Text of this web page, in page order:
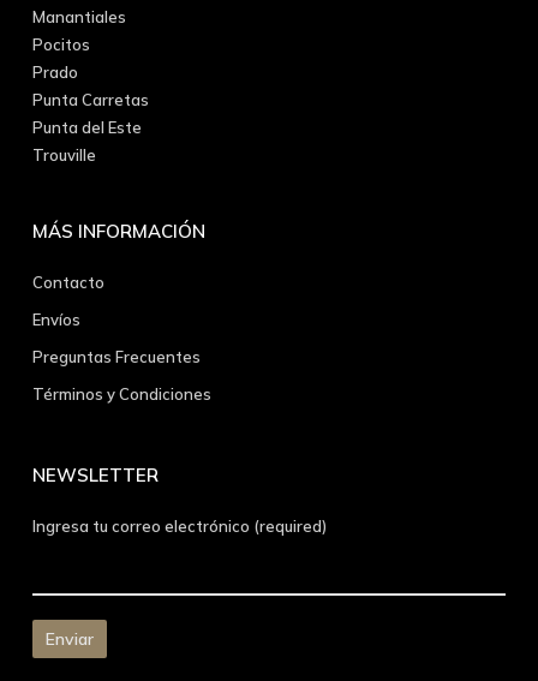
Manantiales
Pocitos
Prado
Punta Carretas
Punta del Este
Trouville
MÁS INFORMACIÓN
Contacto
Envíos
Preguntas Frecuentes
Términos y Condiciones
NEWSLETTER
Ingresa tu correo electrónico (required)